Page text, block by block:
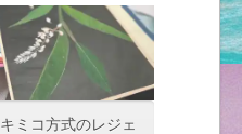
キミコ方式のレジェ